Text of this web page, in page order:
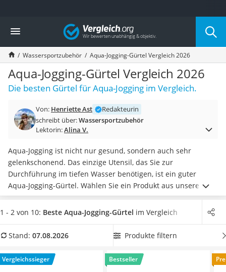
Die beliebtesten Vergleiche nach Kategorie
Freizeit & Sport
Gartentrampolin
Trampolin
Metalldetektor
Eufab-Fahrradträger
Trampolin 366 cm
Aluminium-Koffer
Futterboot
E-Bike-Dreirad
Trekkingschuhe Herren
Reisetasche mit Rollen
Klimmzugstation
Koffer
Nachtsichtgerät
Handgepäck-Koffer
Wanderschuhe Herren
Sicherheitsweste Reiten
Vergleich
Wassersportzubehör Aqua-Jogging-Gürtel Vergleich 2026
Aqua-Jogging-Gürtel Vergleich 2026
Die besten Gürtel für Aqua-Jogging im Vergleich.
Von: Henriette Ast
Redakteurin
schreibt über:Wassersportzubehör
Lektorin:Alina V.
Aqua-Jogging ist nicht nur gesund, sondern auch sehr
gelenkschonend. Das einzige Utensil, das Sie zur
Durchführung im tiefen Wasser benötigen, ist ein guter
Aqua-Jogging-Gürtel. Wählen Sie ein Produkt aus unserer
Test- oder Vergleichstabelle, dasgut verarbeitet und
bequem ist,damit Sie am Modell Ihrer Wahl lange Freude
sperrig und nur in größeren Badetaschen leicht zu
Kompaktheit stehen,
lohnt sich für Sie die Anschaffung einer
Auftriebshilfe mit klappbaren Seitenflossen.
1 - 2 von 10: Beste Aqua-Jogging-Gürtel im Vergleich
Stand: 07.08.2026 Produkte filtern
Vergleichssieger Bestseller